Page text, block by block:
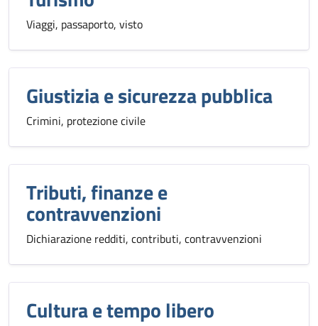
Viaggi, passaporto, visto
Giustizia e sicurezza pubblica
Crimini, protezione civile
Tributi, finanze e
contravvenzioni
Dichiarazione redditi, contributi, contravvenzioni
Cultura e tempo libero